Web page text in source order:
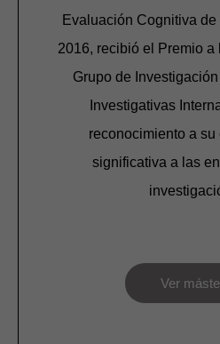
Evaluación Cognitiva
2016, recibió el Premio a
Grupo de
Investigativas
reconocimiento a su
significativa a las
Ver